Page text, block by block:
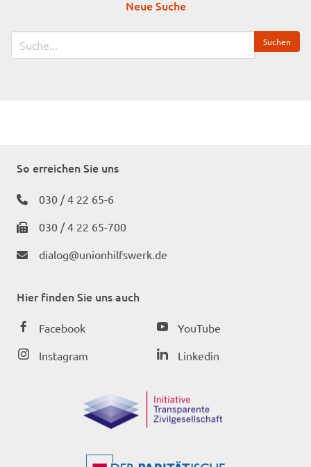
Neue Suche
So erreichen Sie uns
030 / 4 22 65-6
030 / 4 22 65-700
dialog@unionhilfswerk.de
Hier finden Sie uns auch
Facebook
Instagram
YouTube
Linkedin